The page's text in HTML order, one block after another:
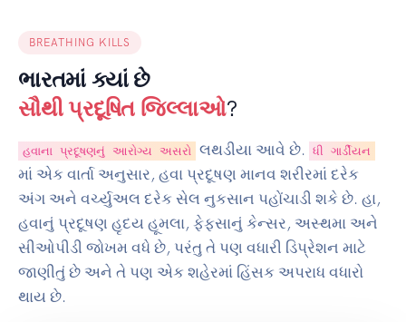
BREATHING KILLS
ભારતમાં ક્યાં છે
સૌથી પ્રદૂષિત જિલ્લાઓ?
હવાના પ્રદૂષણનું આરોગ્ય અસરો લથડીયા આવે છે. ધી ગાર્ડીયન
માં એક વાર્તા અનુસાર, હવા પ્રદૂષણ માનવ શરીરમાં દરેક
અંગ અને વર્ચ્યુઅલ દરેક સેલ નુકસાન પહોંચાડી શકે છે. હા,
હવાનું પ્રદૂષણ હૃદય હૂમલા, ફેફસાનું કેન્સર, અસ્થમા અને
સીઓપીડી જોખમ વધે છે, પરંતુ તે પણ વધારી ડિપ્રેશન માટે
જાણીતું છે અને તે પણ એક શહેરમાં હિંસક અપરાધ વધારો
થાય છે.